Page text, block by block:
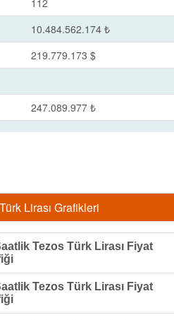
112
10.484.562.174 ₺
219.779.173 $
247.089.977 ₺
Lirası Grafikleri
Tezos Türk Lirası Fiyat
Tezos Türk Lirası Fiyat